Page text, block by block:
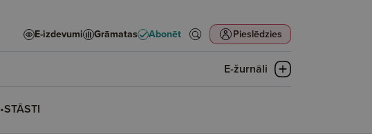
E-izdevumi Grāmatas Abonēt Pieslēdzies
E-žurnāli
•STĀSTI